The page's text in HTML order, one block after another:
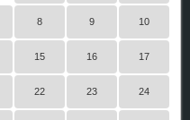
8 9 10
15 16 17
22 23 24